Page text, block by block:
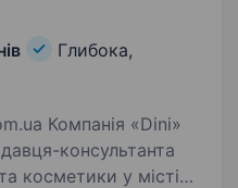
Глибока,
консультанта
косметики у місті